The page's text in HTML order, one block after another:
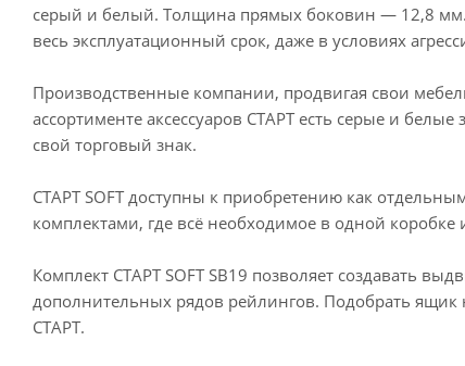
серый и белый. Толщина прямых боковин — 12,8
весь эксплуатационный срок, даже в условиях
Производственные компании, продвигая свои
ассортименте аксессуаров СТАРТ есть серые и
свой торговый знак.
СТАРТ SOFT доступны к приобретению как
комплектами, где всё необходимое в одной
Комплект СТАРТ SOFT SB19 позволяет создавать
дополнительных рядов рейлингов. Подобрать ящик
СТАРТ.